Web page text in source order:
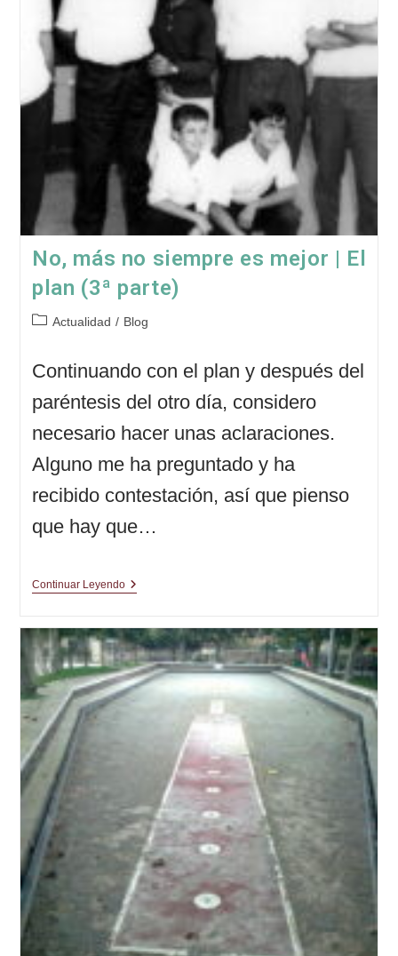
Palos
Plan
No, más no siempre es mejor | El
plan (3ª parte)
Categoría
entrada:
Actualidad / Blog
Continuando con el plan y después del
paréntesis del otro día, considero
necesario hacer unas aclaraciones.
Alguno me ha preguntado y ha
recibido contestación, así que pienso
que hay que…
Continuar LeyendoNo,
Siempre
Es
Mejor
|
El
Plan